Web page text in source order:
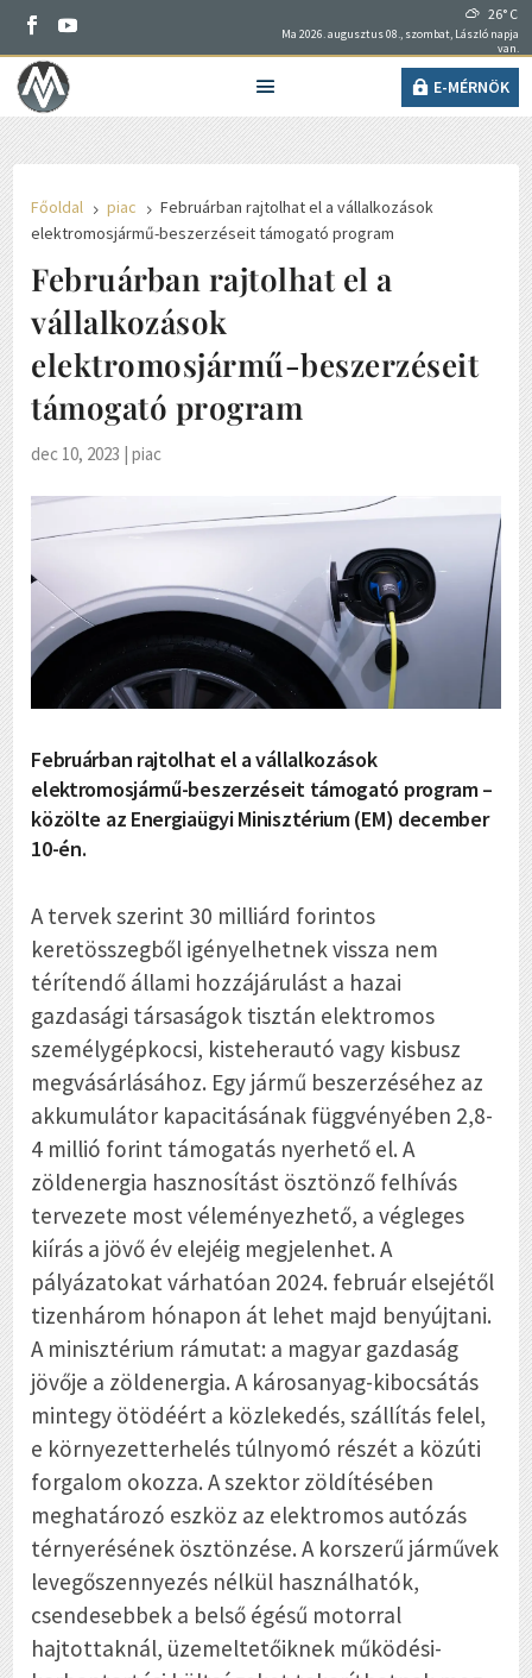
26° C
Ma 2026. augusztus 08., szombat, László napja
van.
E-MÉRNÖK
Főoldal 5 piac 5 Februárban rajtolhat el a vállalkozások
elektromosjármű-beszerzéseit támogató program
Februárban rajtolhat el a
vállalkozások
elektromosjármű-beszerzéseit
támogató program
dec 10, 2023 |piac
Februárban rajtolhat el a vállalkozások
elektromosjármű-beszerzéseit támogató program –
közölte az Energiaügyi Minisztérium (EM) december
10-én.
A tervek szerint 30 milliárd forintos
keretösszegből igényelhetnek vissza nem
térítendő állami hozzájárulást a hazai
gazdasági társaságok tisztán elektromos
személygépkocsi, kisteherautó vagy kisbusz
megvásárlásához. Egy jármű beszerzéséhez az
akkumulátor kapacitásának függvényében 2,8-
4 millió forint támogatás nyerhető el. A
zöldenergia hasznosítást ösztönző felhívás
tervezete most véleményezhető, a végleges
kiírás a jövő év elejéig megjelenhet. A
pályázatokat várhatóan 2024. február elsejétől
tizenhárom hónapon át lehet majd benyújtani.
A minisztérium rámutat: a magyar gazdaság
jövője a zöldenergia. A károsanyag-kibocsátás
mintegy ötödéért a közlekedés, szállítás felel,
e környezetterhelés túlnyomó részét a közúti
forgalom okozza. A szektor zöldítésében
meghatározó eszköz az elektromos autózás
térnyerésének ösztönzése. A korszerű járművek
levegőszennyezés nélkül használhatók,
csendesebbek a belső égésű motorral
hajtottaknál, üzemeltetőiknek működési-